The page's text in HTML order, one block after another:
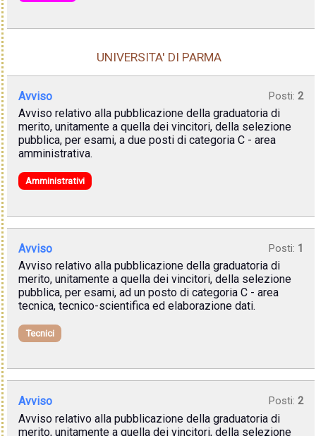
UNIVERSITA' DI PARMA
Avviso Posti: 2
Avviso relativo alla pubblicazione della graduatoria di
merito, unitamente a quella dei vincitori, della selezione
pubblica, per esami, a due posti di categoria C - area
amministrativa.
Amministrativi
Avviso Posti: 1
Avviso relativo alla pubblicazione della graduatoria di
merito, unitamente a quella dei vincitori, della selezione
pubblica, per esami, ad un posto di categoria C - area
tecnica, tecnico-scientifica ed elaborazione dati.
Tecnici
Avviso Posti: 2
Avviso relativo alla pubblicazione della graduatoria di
merito, unitamente a quella dei vincitori, della selezione